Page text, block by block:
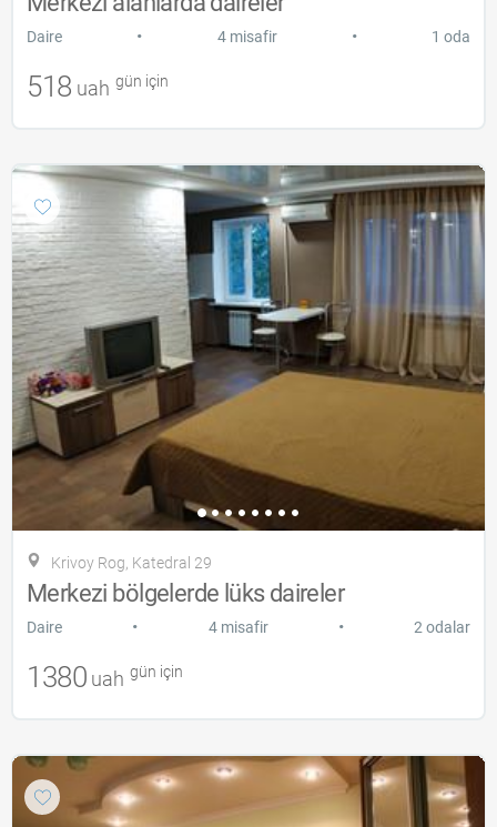
Daire • 4 misafir • 1 oda
518 uah gün için
Krivoy Rog, Katedral 29
Merkezi bölgelerde lüks daireler
Daire • 4 misafir • 2 odalar
1380 uah gün için